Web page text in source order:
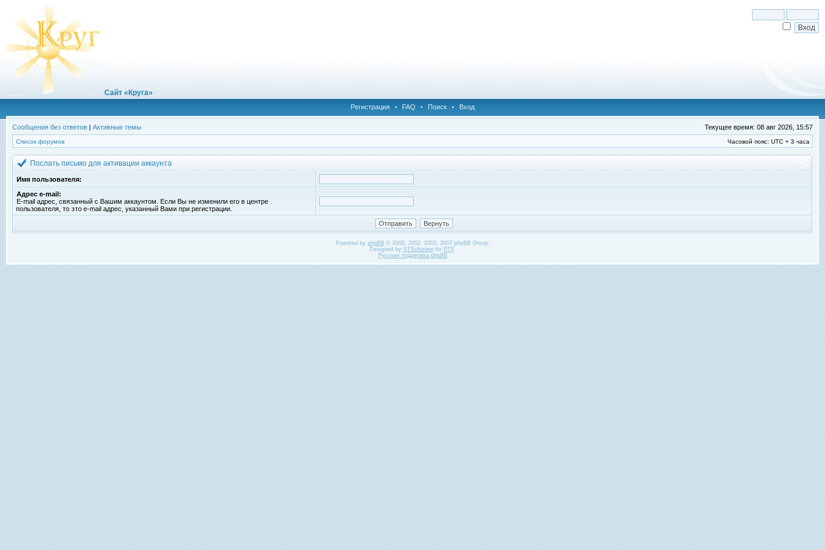
Сайт «Круга»
Регистрация • FAQ • Поиск • Вход
Сообщения без ответов | Активные темы Текущее время: 08 авг 2026, 15:57
Список форумов Часовой пояс: UTC + 3 часа
Послать письмо для активации аккаунта
Имя пользователя:
Адрес e-mail:
E-mail адрес, связанный с Вашим аккаунтом. Если Вы не изменили его в центре
пользователя, то это e-mail адрес, указанный Вами при регистрации.
Powered by phpBB© 2000, 2002, 2005, 2007 phpBB Group.
Designed by STSoftwarefor PTF.
Русская поддержка phpBB